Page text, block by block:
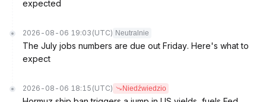
expected
2026-08-06 19:03 (UTC) Neutralnie
The July jobs numbers are due out Friday. Here's what to
expect
2026-08-06 18:15 (UTC) Niedźwiedzio